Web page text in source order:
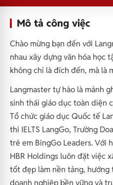
Mô tả công việc
Chào mừng bạn đến với
nhau xây dựng văn hóa học
không chỉ là đích đến, mà là
Langmaster tự hào là mảnh
sinh thái giáo dục toàn diện
Tổ chức giáo dục Quốc tế
thi IELTS LangGo, Trường
trẻ em BingGo Leaders. Với
HBR Holdings luôn đặt việc
tốt đẹp làm nền tảng,
doanh nghiệp bền vững và